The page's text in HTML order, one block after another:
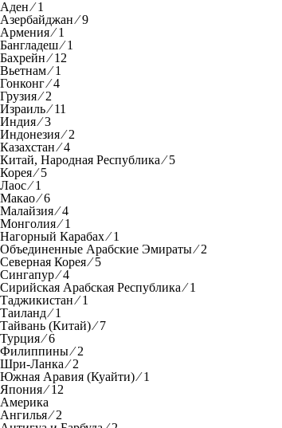
Аден ⁄ 1
Азербайджан ⁄ 9
Армения ⁄ 1
Бангладеш ⁄ 1
Бахрейн ⁄ 12
Вьетнам ⁄ 1
Гонконг ⁄ 4
Грузия ⁄ 2
Израиль ⁄ 11
Индия ⁄ 3
Индонезия ⁄ 2
Казахстан ⁄ 4
Китай, Народная Республика ⁄ 5
Корея ⁄ 5
Лаос ⁄ 1
Макао ⁄ 6
Малайзия ⁄ 4
Монголия ⁄ 1
Нагорный Карабах ⁄ 1
Объединенные Арабские Эмираты ⁄ 2
Северная Корея ⁄ 5
Сингапур ⁄ 4
Сирийская Арабская Республика ⁄ 1
Таджикистан ⁄ 1
Таиланд ⁄ 1
Тайвань (Китай) ⁄ 7
Турция ⁄ 6
Филиппины ⁄ 2
Шри-Ланка ⁄ 2
Южная Аравия (Куайти) ⁄ 1
Япония ⁄ 12
Америка
Ангилья ⁄ 2